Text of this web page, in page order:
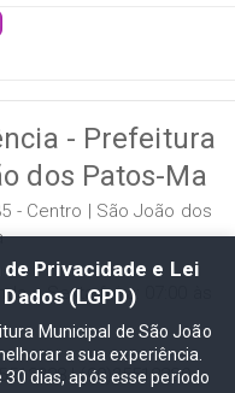
- Prefeitura
dos Patos-Ma
- Centro | São João dos
a Sexta-feira: 07:00 às
| (99)35512229
Privacidade e Lei
(LGPD)
Municipal de São João
a sua experiência.
dias, após esse período